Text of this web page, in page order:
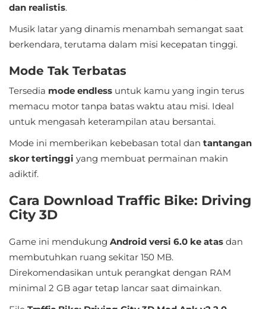
&
Demo
LifeStyle
Maps
&
Medical
Music
Audio
Magazines
Parenting
dan realistis.
Musik latar yang dinamis menambah semangat saat
berkendara, terutama dalam misi kecepatan tinggi.
Mode Tak Terbatas
Tersedia mode endless untuk kamu yang ingin terus
memacu motor tanpa batas waktu atau misi. Ideal
untuk mengasah keterampilan atau bersantai.
Mode ini memberikan kebebasan total dan tantangan
skor tertinggi yang membuat permainan makin
adiktif.
Cara Download Traffic Bike: Driving
City 3D
Game ini mendukung Android versi 6.0 ke atas dan
membutuhkan ruang sekitar 150 MB.
Direkomendasikan untuk perangkat dengan RAM
minimal 2 GB agar tetap lancar saat dimainkan.